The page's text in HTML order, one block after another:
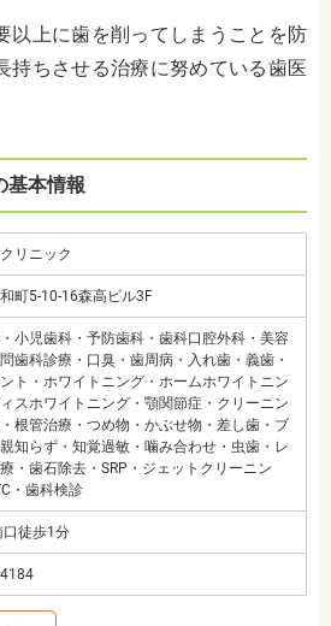
以上に歯を削ってしまうことを防
持ちさせる治療に努めている歯医
基本情報
リニック
町5-10-16森高ビル3F
小児歯科・予防歯科・歯科口腔外科・美容
歯科診療・口臭・歯周病・入れ歯・義歯・
ト・ホワイトニング・ホームホワイトニン
スホワイトニング・顎関節症・クリーニン
根管治療・つめ物・かぶせ物・差し歯・ブ
知らず・知覚過敏・噛み合わせ・虫歯・レ
・歯石除去・SRP・ジェットクリーニン
・歯科検診
口徒歩1分